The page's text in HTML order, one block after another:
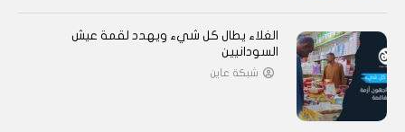
الغلاء يطال كل شيء ويهدد لقمة عيش
السودانيين
شبكة عاين